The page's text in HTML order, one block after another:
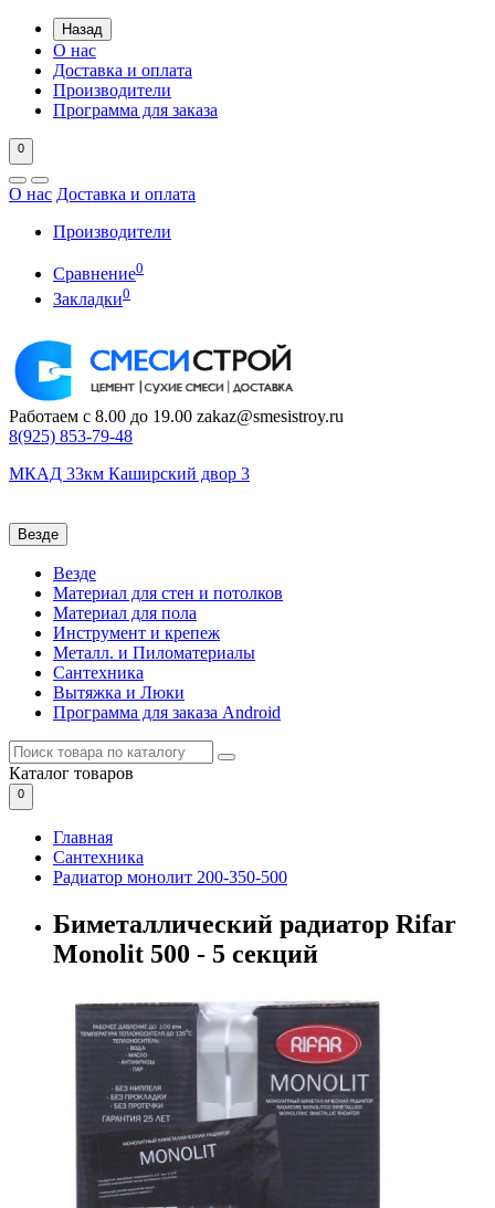
Назад
О нас
Доставка и оплата
Производители
Программа для заказа
0
О нас Доставка и оплата
Производители
Сравнение0
Закладки0
Работаем с 8.00 до 19.00 zakaz@smesistroy.ru
8(925) 853-79-48
МКАД 33км Каширский двор 3
Везде
Везде
Материал для стен и потолков
Материал для пола
Инструмент и крепеж
Металл. и Пиломатериалы
Сантехника
Вытяжка и Люки
Программа для заказа Android
Каталог товаров
0
Главная
Сантехника
Радиатор монолит 200-350-500
Биметаллический радиатор Rifar
Monolit 500 - 5 секций